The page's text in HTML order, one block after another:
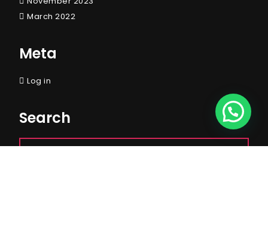
March 2022
Meta
Log in
Search